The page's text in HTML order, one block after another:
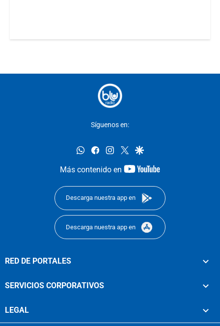
Síguenos en:
whatsappfacebookinstagram
twittergoogle
Más contenido en
youtube-
Descarga nuestra app en
Descarga nuestra app en
RED DE PORTALES
SERVICIOS CORPORATIVOS
LEGAL